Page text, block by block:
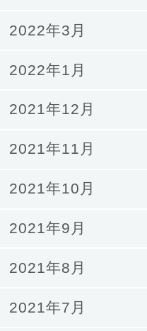
2022年3月
2022年1月
2021年12月
2021年11月
2021年10月
2021年9月
2021年8月
2021年7月